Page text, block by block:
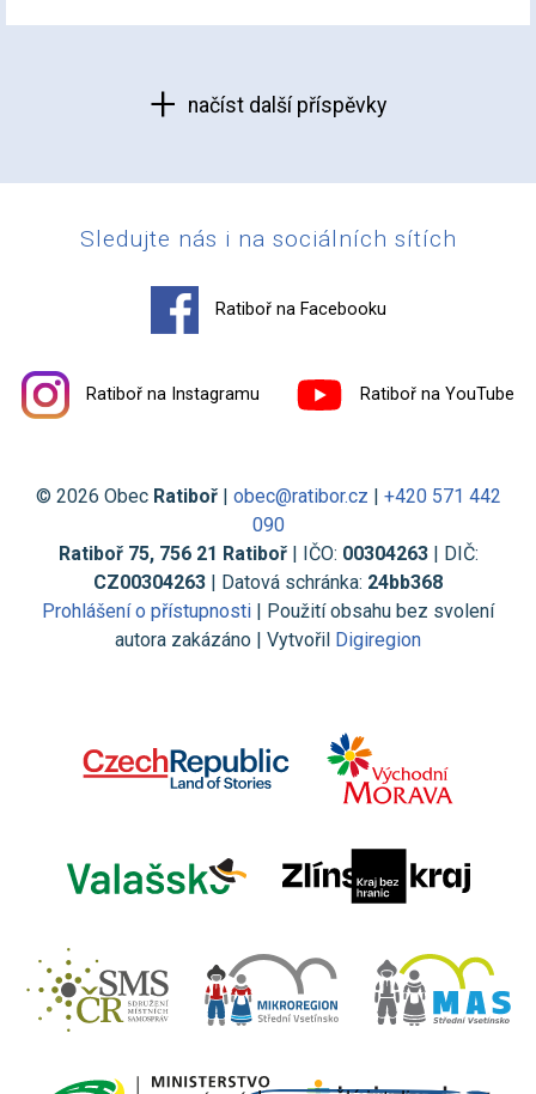
načíst další příspěvky
Sledujte nás i na sociálních sítích
Ratiboř na Facebooku
Ratiboř na Instagramu Ratiboř na YouTube
© 2026 Obec Ratiboř| obec@ratibor.cz
+420 571 442
090
Ratiboř 75, 756 21 Ratiboř| IČO: 00304263| DIČ:
CZ00304263 | Datová schránka: 24bb368
Prohlášení o přístupnosti | Použití obsahu bez svolení
autora zakázáno | Vytvořil Digiregion